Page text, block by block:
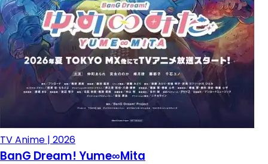
TV Anime | 2026
BanG Dream! Yume∞Mita